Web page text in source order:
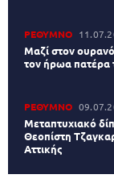
ΡΕΘΥΜΝΟ
Μαζί στον
τον ήρωα πατέρα
ΡΕΘΥΜΝΟ
Μεταπτυχιακό
Θεοπίστη
Αττικής